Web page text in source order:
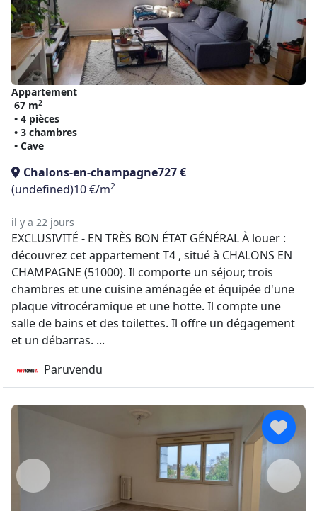
Appartement
67 m2
• 4 pièces
• 3 chambres
• Cave
Chalons-en-champagne727 €
(undefined)10 €/m2
il y a 22 jours
EXCLUSIVITÉ - EN TRÈS BON ÉTAT GÉNÉRAL À louer :
découvrez cet appartement T4 , situé à CHALONS EN
CHAMPAGNE (51000). Il comporte un séjour, trois
chambres et une cuisine aménagée et équipée d'une
plaque vitrocéramique et une hotte. Il compte une
salle de bains et des toilettes. Il offre un dégagement
et un débarras. ...
Paruvendu